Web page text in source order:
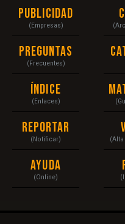
Publicidad
(Empresas)
Preguntas
(Frecuentes)
Índice
(Enlaces)
Reportar
(Notificar)
Ayuda
(Online)
(Alta